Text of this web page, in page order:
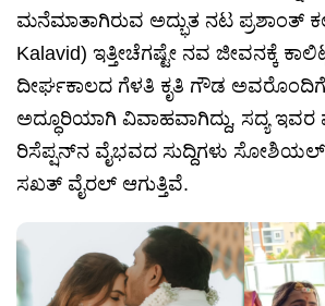
ಮನೆಮಾತಾಗಿರುವ ಅದ್ಭುತ ನಟ ಪ್ರಶಾಂತ್
Kalavid) ಇತ್ತೀಚೆಗಷ್ಟೇ ನವ ಜೀವನಕ್ಕೆ
ದೀರ್ಘಕಾಲದ ಗೆಳತಿ ಕೃತಿ ಗೌಡ ಅವರೊಂದಿಗೆ
ಅದ್ಧೂರಿಯಾಗಿ ವಿವಾಹವಾಗಿದ್ದು, ಸದ್ಯ ಇವರ
ರಿಸೆಪ್ಷನ್‌ನ ವೈಭವದ ಸುದ್ದಿಗಳು
ಸಖತ್ ವೈರಲ್ ಆಗುತ್ತಿವೆ.